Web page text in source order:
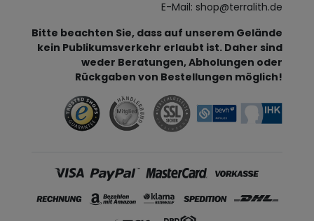
E-Mail: shop@terralith.de
Bitte beachten Sie, dass auf unserem Gelände
kein Publikumsverkehr erlaubt ist. Daher sind
weder Beratungen, Abholungen oder
Rückgaben von Bestellungen möglich!